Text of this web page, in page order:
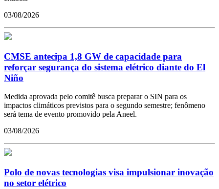
03/08/2026
CMSE antecipa 1,8 GW de capacidade para
reforçar segurança do sistema elétrico diante do El
Niño
Medida aprovada pelo comitê busca preparar o SIN para os
impactos climáticos previstos para o segundo semestre; fenômeno
será tema de evento promovido pela Aneel.
03/08/2026
Polo de novas tecnologias visa impulsionar inovação
no setor elétrico